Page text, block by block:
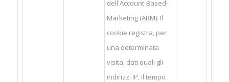
dell'Account-Based-
Marketing (ABM). Il
cookie registra, per
una determinata
visita, dati quali gli
indirizzi IP, il tempo